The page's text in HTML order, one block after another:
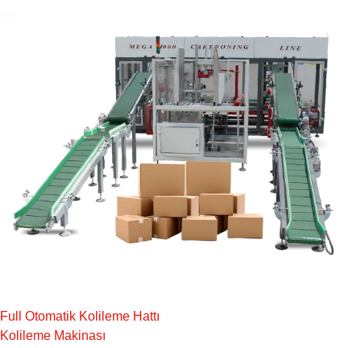
Full Otomatik Kolileme Hattı
Kolileme Makinası